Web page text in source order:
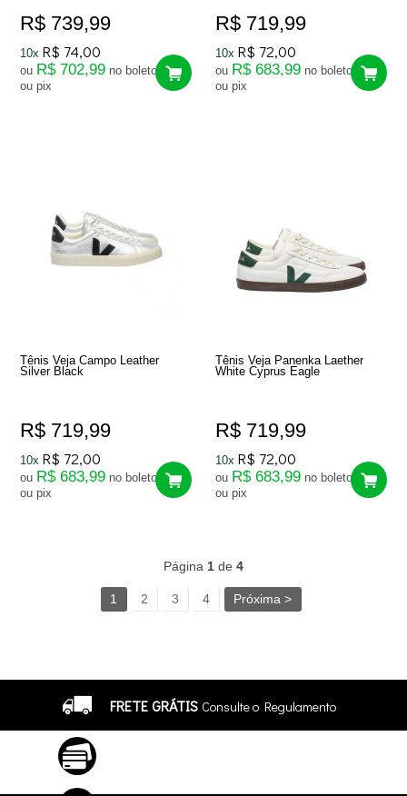
R$ 739,99
10x R$ 74,00
ou R$ 702,99 no boleto
ou pix
R$ 719,99
10x R$ 72,00
ou R$ 683,99 no boleto
ou pix
Tênis Veja Campo Leather
Silver Black
R$ 719,99
10x R$ 72,00
ou R$ 683,99 no boleto
ou pix
Tênis Veja Panenka Laether
White Cyprus Eagle
R$ 719,99
10x R$ 72,00
ou R$ 683,99 no boleto
ou pix
Página 1de 4
1 2 3 4 Próxima >
FRETE GRÁTIS Consulte o Regulamento